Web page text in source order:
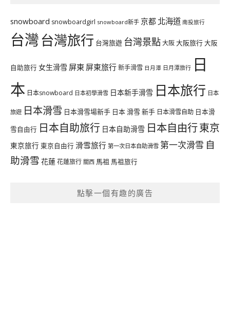
snowboard snowboardgirl snowboard新手 京都 北海道 南投旅行
台灣台灣旅行 台灣旅遊 台灣景點大阪大阪旅行大阪
自助旅行 女生滑雪 屏東 屏東旅行新手滑雪 日月潭 日月潭旅行 日
本 日本snowboard 日本初學滑雪 日本新手滑雪 日本旅行 日本
旅遊 日本滑雪 日本滑雪場新手 日本 滑雪 新手 日本滑雪自助 日本滑
雪自由行 日本自助旅行 日本自助滑雪 日本自由行東京
東京旅行 東京自由行 滑雪旅行 第一次日本自助滑雪 第一次滑雪 自
助滑雪 花蓮花蓮旅行 關西 馬祖 馬祖旅行
點擊一個有趣的廣告